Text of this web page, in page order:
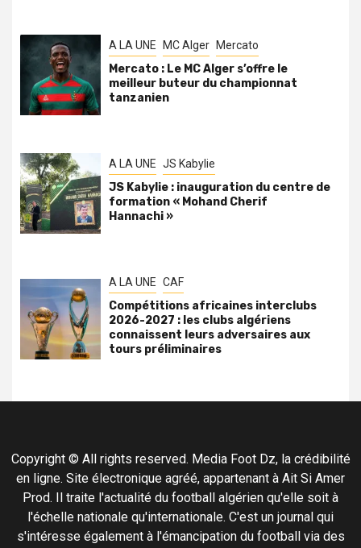
A LA UNE MC Alger Mercato
Mercato : Le MC Alger s’offre le
meilleur buteur du championnat
tanzanien
A LA UNE JS Kabylie
JS Kabylie : inauguration du centre de
formation « Mohand Cherif
Hannachi »
A LA UNE CAF
Compétitions africaines interclubs
2026-2027 : les clubs algériens
connaissent leurs adversaires aux
tours préliminaires
Copyright © All rights reserved. Media Foot Dz, la crédibilité
en ligne. Site électronique agréé, appartenant à Ait Si Amer
Prod. Il traite l'actualité du football algérien qu'elle soit à
l'échelle nationale qu'internationale. C'est un journal qui
s'intéresse également à l'émancipation du football via des